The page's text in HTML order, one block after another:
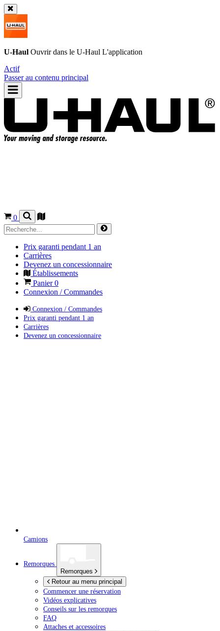
U-Haul Ouvrir dans le U-Haul L'application
Actif
Passer au contenu principal
0
Prix garanti pendant 1 an
Carrières
Devenez un concessionnaire
Établissements
Panier0
Connexion / Commandes
Connexion / Commandes
Prix garanti pendant 1 an
Carrières
Devenez un concessionnaire
Camions
Remorques
Remorques
Retour au menu principal
Commencer une réservation
Vidéos explicatives
Conseils sur les remorques
FAQ
Attaches et accessoires